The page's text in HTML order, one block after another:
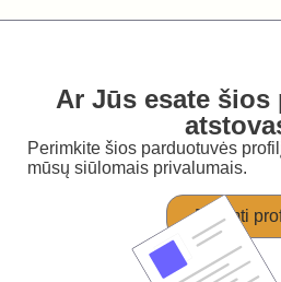
Ar Jūs esate šios
Perimkite šios parduotuvės
mūsų siūlomais privalumais.
Perimti